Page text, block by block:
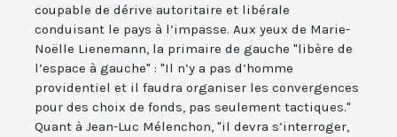
coupable de dérive autoritaire et libérale
conduisant le pays à l’impasse. Aux yeux de Marie-
Noëlle Lienemann, la primaire de gauche "libère de
l’espace à gauche" : "Il n’y a pas d’homme
providentiel et il faudra organiser les convergences
pour des choix de fonds, pas seulement tactiques."
Quant à Jean-Luc Mélenchon, "il devra s’interroger,